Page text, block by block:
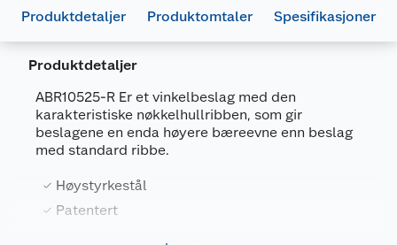
Produktdetaljer Produktomtaler Spesifikasjoner
Produktdetaljer
ABR10525-R Er et vinkelbeslag med den
karakteristiske nøkkelhullribben, som gir
beslagene en enda høyere bæreevne enn beslag
med standard ribbe.
Høystyrkestål
Patentert
Generelt
Artikkelnummer
5701953693152
Størrelse